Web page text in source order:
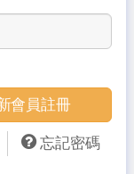
會員註冊
忘記密碼